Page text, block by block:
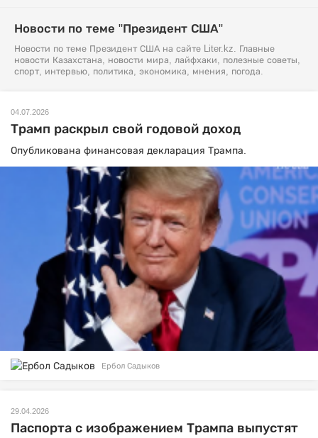
Новости по теме "Президент США"
Новости по теме Президент США на сайте Liter.kz. Главные
новости Казахстана, новости мира, лайфхаки, полезные советы,
спорт, интервью, политика, экономика, мнения, погода.
04.07.2026
Трамп раскрыл свой годовой доход
Опубликована финансовая декларация Трампа.
Ербол Садыков
29.04.2026
Паспорта с изображением Трампа выпустят